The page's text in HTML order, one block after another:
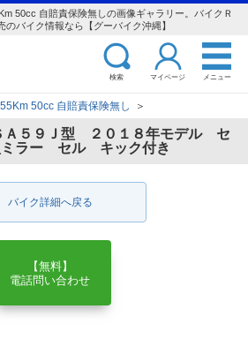
50cc 自賠責保険無しの画像ギャラリー。バイクＲ
のバイク情報なら【グーバイク沖縄】
検索 マイページ メニュー
50cc 自賠責保険無し ＞
Ａ５９Ｊ型 ２０１８年モデル セ
ラー セル キック付き
バイク詳細へ戻る
【無料】
電話問い合わせ